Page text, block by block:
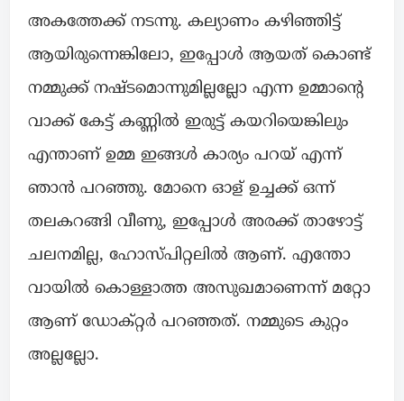
അകത്തേക്ക് നടന്നു. കല്യാണം കഴിഞ്ഞിട്ട്
ആയിരുന്നെങ്കിലോ, ഇപ്പോൾ ആയത് കൊണ്ട്
നമ്മുക്ക് നഷ്ടമൊന്നുമില്ലല്ലോ എന്ന ഉമ്മാന്റെ
വാക്ക് കേട്ട് കണ്ണിൽ ഇരുട്ട് കയറിയെങ്കിലും
എന്താണ് ഉമ്മ ഇങ്ങൾ കാര്യം പറയ് എന്ന്
ഞാൻ പറഞ്ഞു. മോനെ ഓള് ഉച്ചക്ക് ഒന്ന്
തലകറങ്ങി വീണു, ഇപ്പോൾ അരക്ക് താഴോട്ട്
ചലനമില്ല, ഹോസ്പിറ്റലിൽ ആണ്. എന്തോ
വായിൽ കൊള്ളാത്ത അസുഖമാണെന്ന് മറ്റോ
ആണ് ഡോക്റ്റർ പറഞ്ഞത്. നമ്മുടെ കുറ്റം
അല്ലല്ലോ.